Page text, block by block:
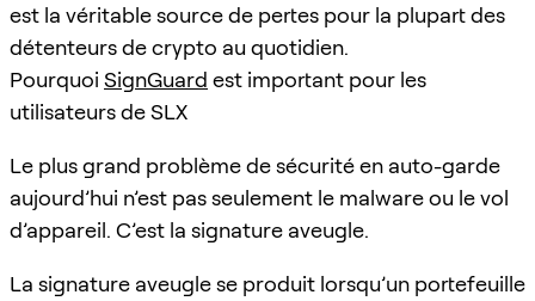
est la véritable source de pertes pour la plupart des
détenteurs de crypto au quotidien.
Pourquoi SignGuard est important pour les
utilisateurs de SLX
Le plus grand problème de sécurité en auto-garde
aujourd’hui n’est pas seulement le malware ou le vol
d’appareil. C’est la signature aveugle.
La signature aveugle se produit lorsqu’un portefeuille